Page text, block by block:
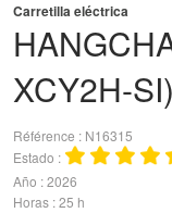
XCY2H-SI)
Carretilla eléctrica
Référence
N16315
Estado
Año 2026
Horas 25 h